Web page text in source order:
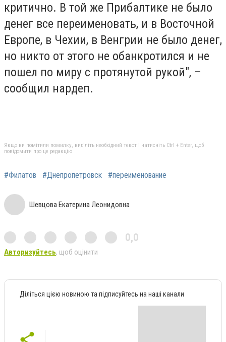
критично. В той же Прибалтике не было
денег все переименовать, и в Восточной
Европе, в Чехии, в Венгрии не было денег,
но никто от этого не обанкротился и не
пошел по миру с протянутой рукой", –
сообщил нардеп.
Якщо ви помітили помилку, виділіть необхідний текст і натисніть Ctrl + Enter, щоб
повідомити про це редакцію
#Филатов #Днепропетровск #переименование
Шевцова Екатерина Леонидовна
0,0
Авторизуйтесь, щоб оцінити
Діліться цією новиною та підписуйтесь на наші канали